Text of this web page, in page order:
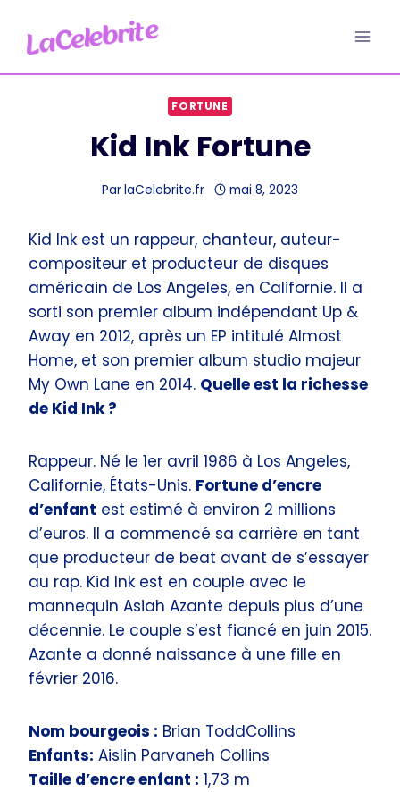
contenu
FORTUNE
Kid Ink Fortune
ParlaCelebrite.fr mai 8, 2023
Kid Ink est un rappeur, chanteur, auteur-
compositeur et producteur de disques
américain de Los Angeles, en Californie. Il a
sorti son premier album indépendant Up &
Away en 2012, après un EP intitulé Almost
Home, et son premier album studio majeur
My Own Lane en 2014. Quelle est la richesse
de Kid Ink ?
Rappeur. Né le 1er avril 1986 à Los Angeles,
Californie, États-Unis. Fortune d’encre
d’enfant est estimé à environ 2 millions
d’euros. Il a commencé sa carrière en tant
que producteur de beat avant de s’essayer
au rap. Kid Ink est en couple avec le
mannequin Asiah Azante depuis plus d’une
décennie. Le couple s’est fiancé en juin 2015.
Azante a donné naissance à une fille en
février 2016.
Nom bourgeois : Brian ToddCollins
Enfants: Aislin Parvaneh Collins
Taille d’encre enfant : 1,73 m